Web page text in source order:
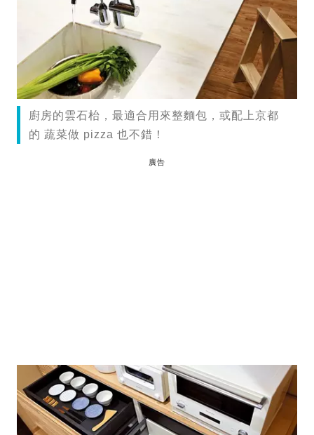
廚房的雲石枱，最適合用來整麵包，或配上京都
的 蔬菜做 pizza 也不錯！
廣告